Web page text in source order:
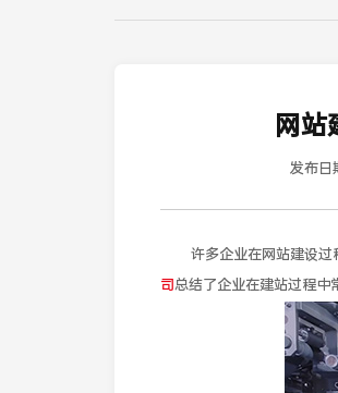
网站
发布日
许多企业在网站建设过
司总结了企业在建站过程中